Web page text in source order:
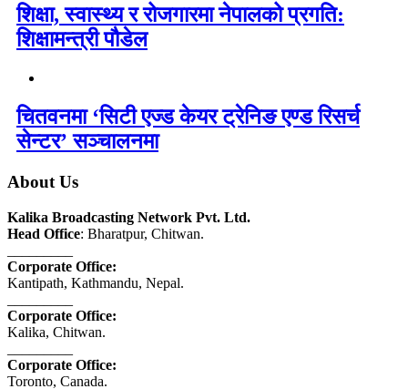
शिक्षा, स्वास्थ्य र रोजगारमा नेपालको प्रगति:
शिक्षामन्त्री पौडेल
चितवनमा ‘सिटी एज्ड केयर ट्रेनिङ एण्ड रिसर्च
सेन्टर’ सञ्चालनमा
About Us
Kalika Broadcasting Network Pvt. Ltd.
Head Office: Bharatpur, Chitwan.
Corporate Office:
Kantipath, Kathmandu, Nepal.
Corporate Office:
Kalika, Chitwan.
Corporate Office:
Toronto, Canada.